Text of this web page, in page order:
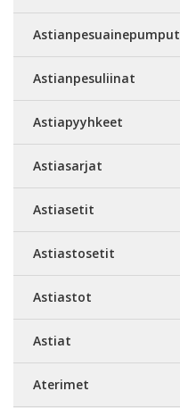
Astianpesuainepumput
Astianpesuliinat
Astiapyyhkeet
Astiasarjat
Astiasetit
Astiastosetit
Astiastot
Astiat
Aterimet